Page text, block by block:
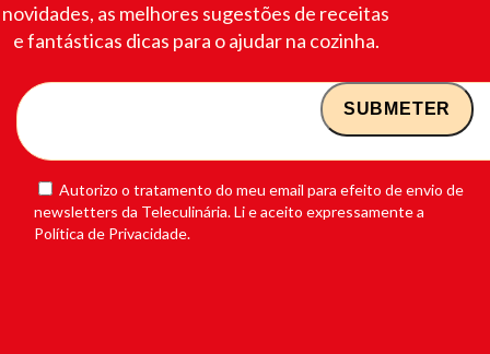
novidades, as melhores sugestões de receitas
e fantásticas dicas para o ajudar na cozinha.
Autorizo o tratamento do meu email para efeito de envio de
newsletters da Teleculinária. Li e aceito expressamente a
Política de Privacidade.